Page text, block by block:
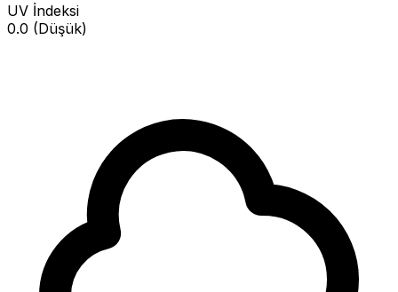
UV İndeksi
0.0 (Düşük)